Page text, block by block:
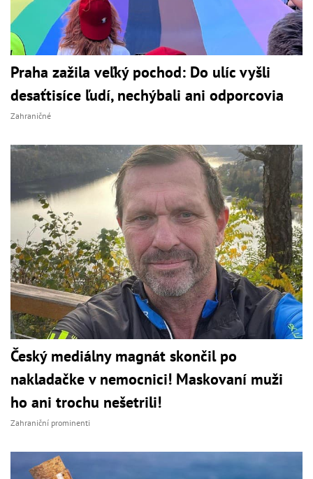
Praha zažila veľký pochod: Do ulíc vyšli
desaťtisíce ľudí, nechýbali ani odporcovia
Zahraničné
Český mediálny magnát skončil po
nakladačke v nemocnici! Maskovaní muži
ho ani trochu nešetrili!
Zahraniční prominenti